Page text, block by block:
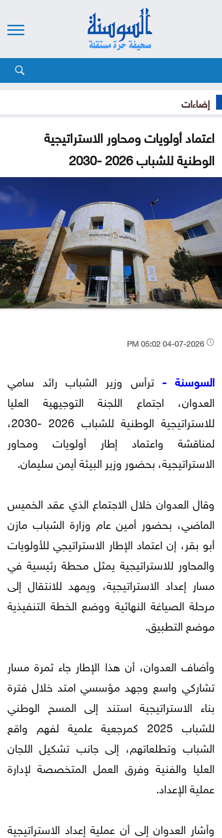
إضاءات
اعتماد أولويات ومحاور الاستراتيجية
الوطنية للشباب 2026 -2030
السوسنة - ترأس وزير الشباب رائد سامي
العدوان، اجتماع اللجنة التوجيهية العليا
للاستراتيجية الوطنية للشباب 2026 -2030،
لمناقشة واعتماد إطار أولويات ومحاور
الاستراتيجية، بحضور وزير البيئة أيمن سليمان.
وقال العدوان خلال الاجتماع الذي عقد الخميس
الماضي، بحضور أمين عام وزارة الشباب مازن
أبو بقر، إن اعتماد الإطار الاستراتيجي للأولويات
والمحاور للاستراتيجية يمثل محطة رئيسية في
مسار إعداد الاستراتيجية، ويمهد للانتقال إلى
مرحلة الصياغة النهائية ووضع الخطة التنفيذية
موضع التطبيق.
وأضاف العدوان، أن هذا الإطار جاء ثمرة مسار
تشاركي واسع وجهد مؤسسي امتد خلال فترة
بناء الاستراتيجية استند إلى المسح الوطني
للشباب 2025 كمرجعية علمية لفهم واقع
الشباب وتطلعاتهم، إلى جانب تشكيل اللجان
العليا والفنية وفرق العمل المتخصصة لإدارة
عملية الإعداد.
وأشار العدوان إلى أن عملية إعداد الاستراتيجية